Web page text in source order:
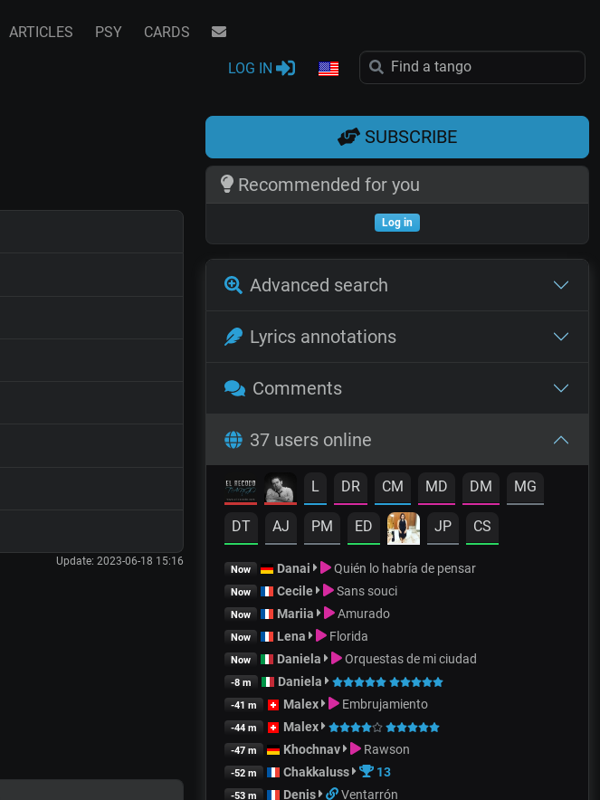
ARTICLES PSY CARDS
LOG IN
Update: 2023-06-18 15:16
SUBSCRIBE
Recommended for you
Log in
Advanced search
Lyrics annotations
Comments
37 users online
L DR CM MD DM MG
DT AJ PM ED JP CS
Now Danai Quién lo habría de pensar
Now Cecile Sans souci
Now Mariia Amurado
Now Lena Florida
Now Daniela Orquestas de mi ciudad
-8 m Daniela
-41 m Malex Embrujamiento
-44 m Malex
-47 m Khochnav Rawson
-52 m Chakkaluss 13
-53 m Denis Ventarrón